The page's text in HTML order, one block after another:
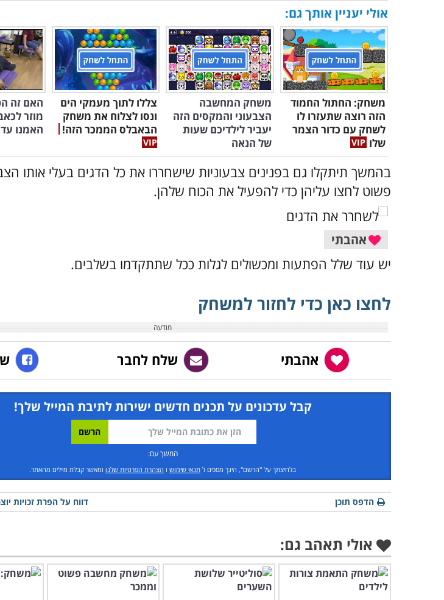
אולי יעניין אותך גם:
משחק: החתול החמוד
הזה רוצה שתעזרו לו
לשחק עם כדור הצמר
שלו
משחק המחשבה
הצבעוני והמקסים הזה
יעביר לילדיכם שעות
של הנאה
צללו לתוך מעמקי הים
ונסו לצלוח את משחק
הבאבלס הממכר הזה!
האם זה
מוזר
האמנו
בהמשך תיתקלו גם בפנינים צבעוניות שישחררו את כל הדגים בעלי אותו
פשוט לחצו עליהן כדי להפעיל את הכוח שלהן.
אהבתי
יש עוד שלל הפתעות ומכשולים לגלות ככל שתתקדמו בשלבים.
לחצו כאן כדי לחזור למשחק
אהבתי שלח לחבר
קבל עדכונים על תכנים חדשים ישירות לתיבת המייל שלך!
המשך עם:
בלחיצתך על "הרשם", הינך מסכים ל תנאי שימוש ו הצהרת הפרטיות שלנו ומאשר קבלת מיילים מהאתר.
דווח על הפרת זכויות הדפס תוכן
אולי תאהב גם: